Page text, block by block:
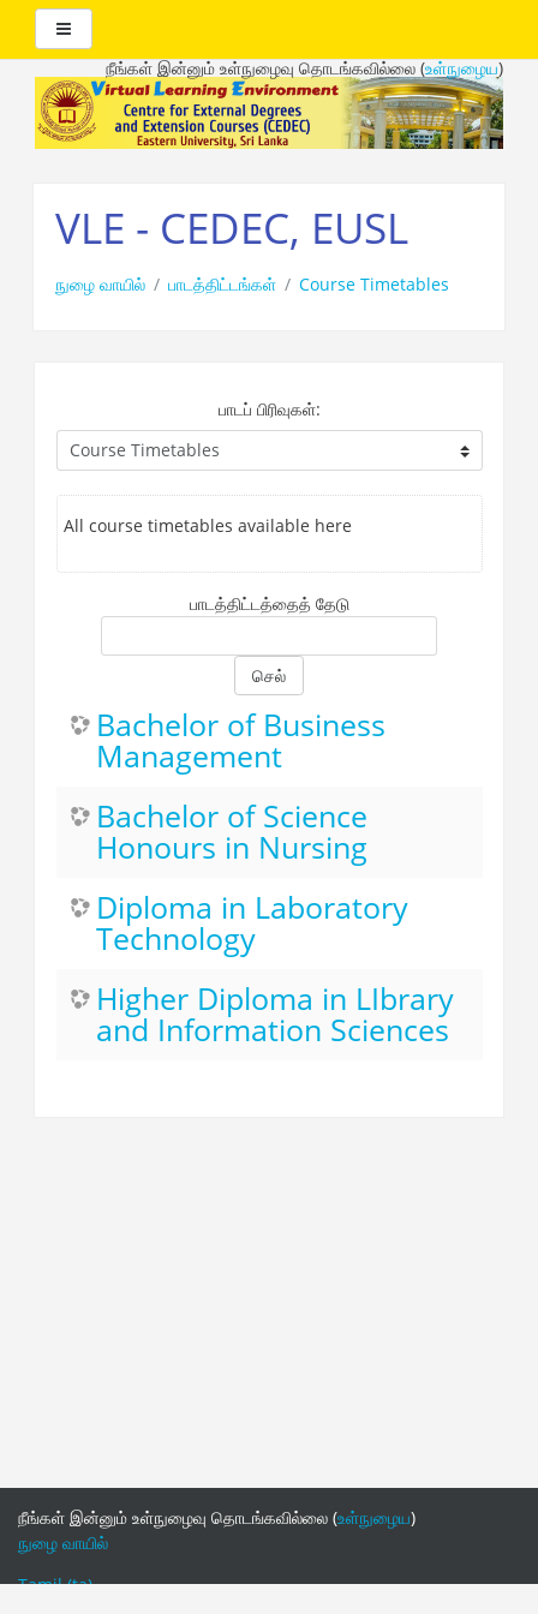
முக்கிய
உள்ளடக்கத்திற்கு
செல்க
நீங்கள் இன்னும் உள்நுழைவு தொடங்கவில்லை (உள்நுழைய)
VLE - CEDEC, EUSL
நுழை வாயில் பாடத்திட்டங்கள் Course Timetables
பாடப் பிரிவுகள்:
All course timetables available here
பாடத்திட்டத்தைத் தேடு
செல்
Bachelor of Business
Management
Bachelor of Science
Honours in Nursing
Diploma in Laboratory
Technology
Higher Diploma in LIbrary
and Information Sciences
நீங்கள் இன்னும் உள்நுழைவு தொடங்கவில்லை (உள்நுழைய)
நுழை வாயில்
Tamil ‎(ta)‎